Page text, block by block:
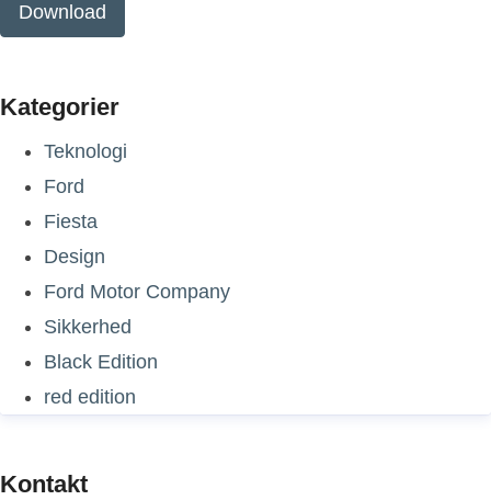
Download
Kategorier
Teknologi
Ford
Fiesta
Design
Ford Motor Company
Sikkerhed
Black Edition
red edition
Kontakt